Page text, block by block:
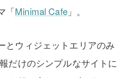
「Minimal Cafe」。
とウィジェットエリアのみ
だけのシンプルなサイトに